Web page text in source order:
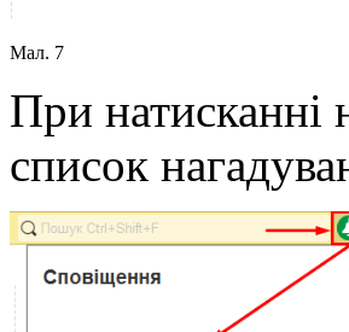
Мал. 7
При натисканні
список